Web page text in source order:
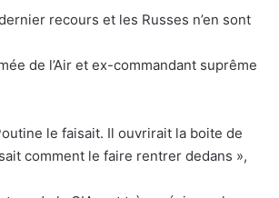
recours et les Russes n’en sont
de l’Air et ex-commandant suprême
le faisait. Il ouvrirait la boite de
comment le faire rentrer dedans »,